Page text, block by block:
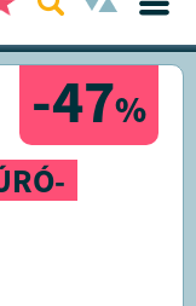
-47%